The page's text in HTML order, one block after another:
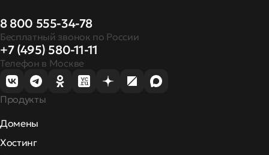
8 800 555-34-78
Бесплатный звонок по России
+7 (495) 580-11-11
Телефон в Москве
Продукты
Домены
Хостинг